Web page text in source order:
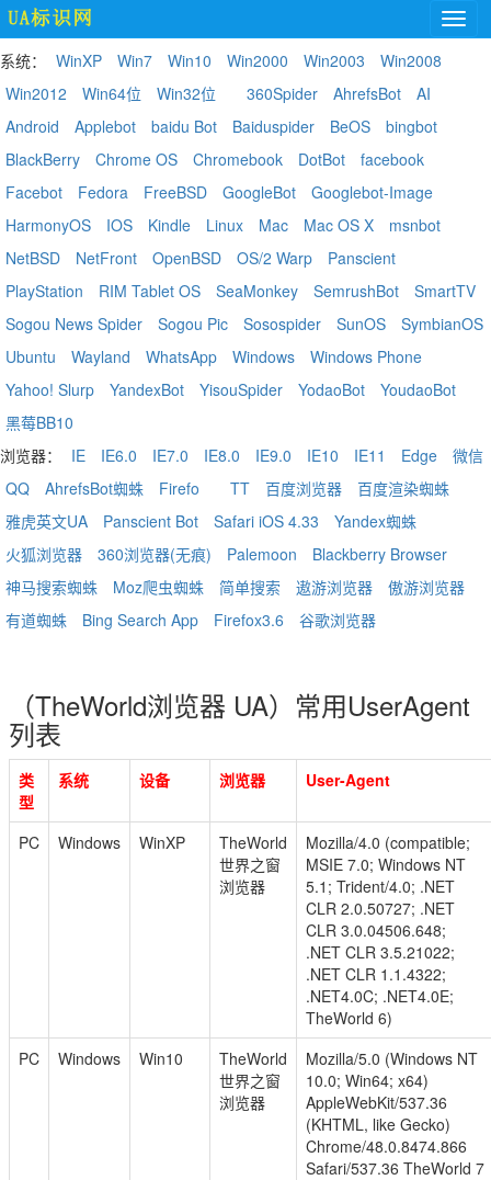
系统： WinXP Win7 Win10 Win2000 Win2003
Win2008
Win2012
Win64位 Win32位 360Spider AhrefsBot
AI
Android
Applebot baidu Bot Baiduspider BeOS
bingbot
BlackBerry
Chrome OS Chromebook DotBot
facebook
Facebot
Fedora FreeBSD GoogleBot
Googlebot-Image
HarmonyOS
IOS Kindle Linux Mac Mac OS X
msnbot
NetBSD
NetFront OpenBSD OS/2 Warp
Panscient
PlayStation
RIM Tablet OS SeaMonkey SemrushBot
SmartTV
Sogou News Spider
Sogou Pic Sosospider SunOS
SymbianOS
Ubuntu
Wayland WhatsApp Windows
Windows Phone
Yahoo! Slurp
YandexBot YisouSpider YodaoBot
YoudaoBot
黑莓BB10
浏览器：
IE IE6.0 IE7.0 IE8.0 IE9.0 IE10 IE11 Edge
微信
QQ
AhrefsBot蜘蛛 Firefo TT 百度浏览器
百度渲染蜘蛛
雅虎英文UA
Panscient Bot Safari iOS 4.33
Yandex蜘蛛
火狐浏览器
360浏览器(无痕) Palemoon
Blackberry Browser
神马搜索蜘蛛
Moz爬虫蜘蛛 简单搜索 遨游浏览器
傲游浏览器
有道蜘蛛
Bing Search App Firefox3.6 谷歌浏览器
（TheWorld浏览器 UA）常用UserAgent
列表
类
型
系统 设备 浏览器 User-Agent
PC Windows WinXP
TheWorld
世界之窗
浏览器
Mozilla/4.0 (compatible;
MSIE 7.0; Windows NT
5.1; Trident/4.0; .NET
CLR 2.0.50727; .NET
CLR 3.0.04506.648;
.NET CLR 3.5.21022;
.NET CLR 1.1.4322;
.NET4.0C; .NET4.0E;
TheWorld 6)
PC
Windows Win10
TheWorld
世界之窗
浏览器
Mozilla/5.0 (Windows NT
10.0; Win64; x64)
AppleWebKit/537.36
(KHTML, like Gecko)
Chrome/48.0.8474.866
Safari/537.36 TheWorld 7